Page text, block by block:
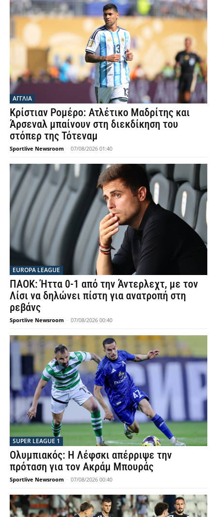
ΑΓΓΛΙΑ
Κρίστιαν Ρομέρο: Ατλέτικο Μαδρίτης και
Άρσεναλ μπαίνουν στη διεκδίκηση του
στόπερ της Τότεναμ
Sportlive Newsroom - 07/08/2026 01:40
EUROPA LEAGUE
ΠΑΟΚ: Ήττα 0-1 από την Άντερλεχτ, με τον
Λίσι να δηλώνει πίστη για ανατροπή στη
ρεβάνς
Sportlive Newsroom - 07/08/2026 00:40
SUPER LEAGUE 1
Ολυμπιακός: Η Λέφσκι απέρριψε την
πρόταση για τον Ακράμ Μπουράς
Sportlive Newsroom - 07/08/2026 00:40